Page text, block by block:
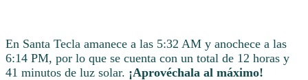
En Santa Tecla amanece a las 5:32 AM y anochece a las
6:14 PM, por lo que se cuenta con un total de 12 horas y
41 minutos de luz solar. ¡Aprovéchala al máximo!